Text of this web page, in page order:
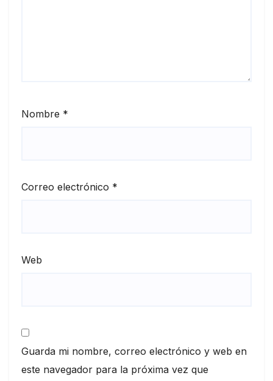
Nombre *
Correo electrónico *
Web
Guarda mi nombre, correo electrónico y web en
este navegador para la próxima vez que